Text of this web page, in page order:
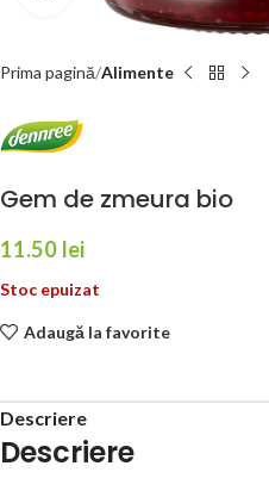
Prima pagină Alimente
Gem de zmeura bio
11.50 lei
Stoc epuizat
Adaugă la favorite
Descriere
Descriere